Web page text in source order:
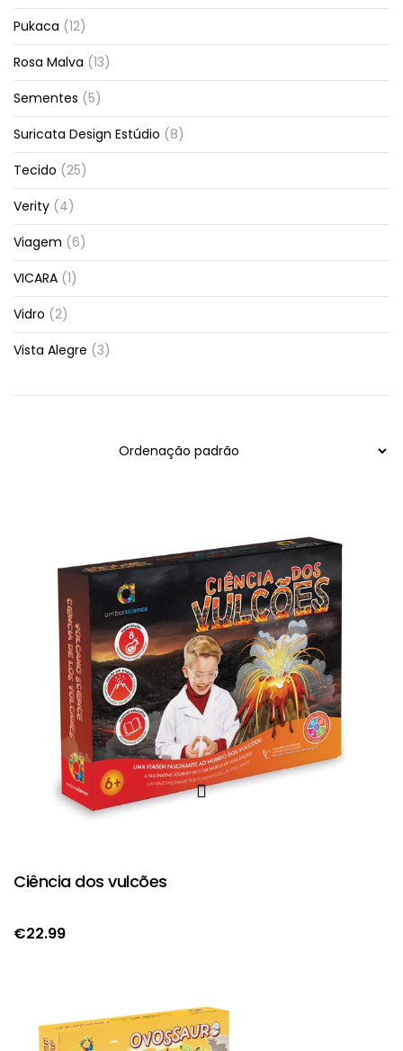
Pukaca (12)
Rosa Malva (13)
Sementes (5)
Suricata Design Estúdio (8)
Tecido (25)
Verity (4)
Viagem (6)
VICARA (1)
Vidro (2)
Vista Alegre (3)
Ciência dos vulcões
€22.99